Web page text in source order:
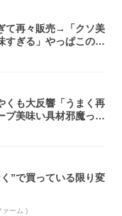
て再々販売→「クソ美
すぎる」やっぱこのク
くも大反響「うまく再
プ美味い具材邪魔って
”で買っている限り変
ァーム )